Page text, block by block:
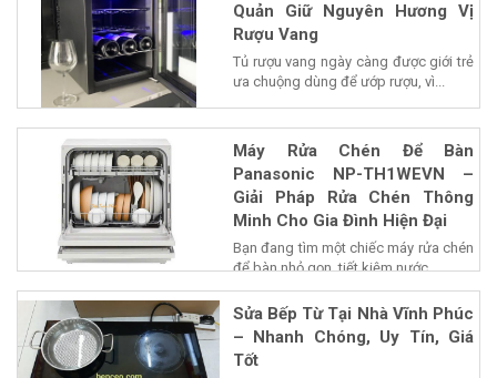
Quản Giữ Nguyên Hương Vị
Rượu Vang
Tủ rượu vang ngày càng được giới trẻ
ưa chuộng dùng để ướp rượu, vì...
Máy Rửa Chén Để Bàn
Panasonic NP-TH1WEVN –
Giải Pháp Rửa Chén Thông
Minh Cho Gia Đình Hiện Đại
Bạn đang tìm một chiếc máy rửa chén
để bàn nhỏ gọn, tiết kiệm nước...
Sửa Bếp Từ Tại Nhà Vĩnh Phúc
– Nhanh Chóng, Uy Tín, Giá
Tốt